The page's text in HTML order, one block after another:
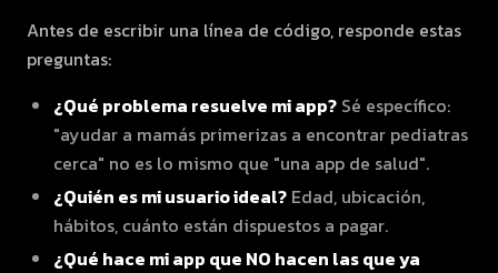
Antes de escribir una línea de código, responde estas
preguntas:
¿Qué problema resuelve mi app? Sé específico:
"ayudar a mamás primerizas a encontrar pediatras
cerca" no es lo mismo que "una app de salud".
¿Quién es mi usuario ideal? Edad, ubicación,
hábitos, cuánto están dispuestos a pagar.
¿Qué hace mi app que NO hacen las que ya